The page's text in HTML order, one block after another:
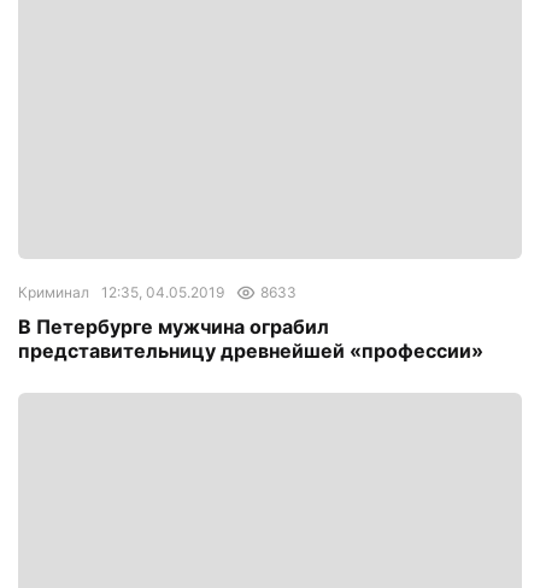
Криминал 12:35, 04.05.2019 8633
В Петербурге мужчина ограбил
представительницу древнейшей «профессии»